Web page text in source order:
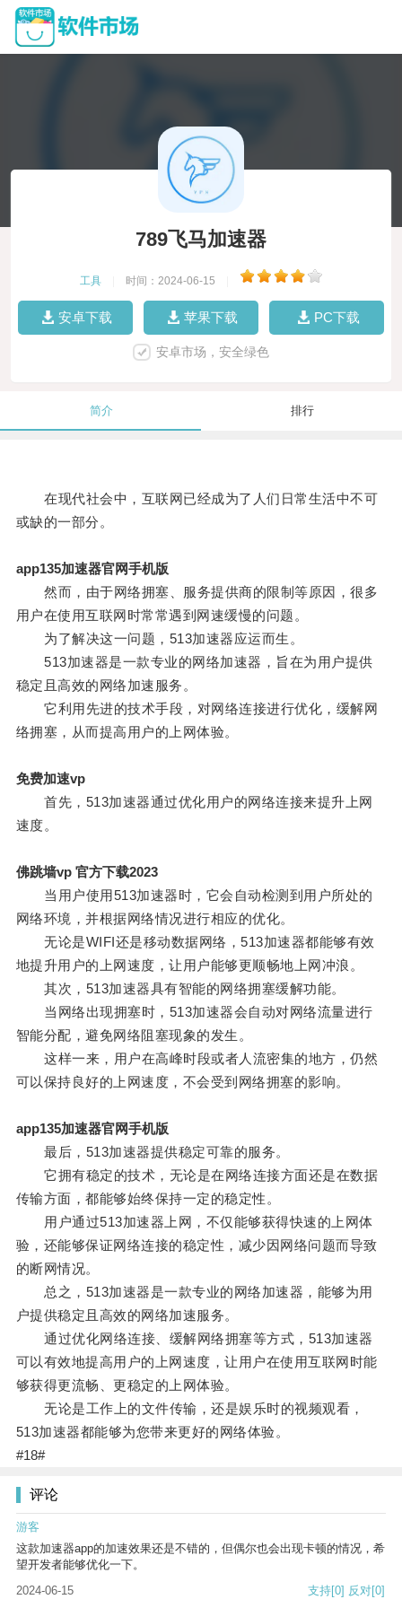
789飞马加速器
工具 时间：2024-06-15
安卓下载 苹果下载 PC下载
安卓市场，安全绿色
简介 排行
在现代社会中，互联网已经成为了人们日常生活中不可
或缺的一部分。
app135加速器官网手机版
然而，由于网络拥塞、服务提供商的限制等原因，很多
用户在使用互联网时常常遇到网速缓慢的问题。
为了解决这一问题，513加速器应运而生。
513加速器是一款专业的网络加速器，旨在为用户提供
稳定且高效的网络加速服务。
它利用先进的技术手段，对网络连接进行优化，缓解网
络拥塞，从而提高用户的上网体验。
免费加速vp
首先，513加速器通过优化用户的网络连接来提升上网
速度。
佛跳墙vp 官方下载2023
当用户使用513加速器时，它会自动检测到用户所处的
网络环境，并根据网络情况进行相应的优化。
无论是WIFI还是移动数据网络，513加速器都能够有效
地提升用户的上网速度，让用户能够更顺畅地上网冲浪。
其次，513加速器具有智能的网络拥塞缓解功能。
当网络出现拥塞时，513加速器会自动对网络流量进行
智能分配，避免网络阻塞现象的发生。
这样一来，用户在高峰时段或者人流密集的地方，仍然
可以保持良好的上网速度，不会受到网络拥塞的影响。
app135加速器官网手机版
最后，513加速器提供稳定可靠的服务。
它拥有稳定的技术，无论是在网络连接方面还是在数据
传输方面，都能够始终保持一定的稳定性。
用户通过513加速器上网，不仅能够获得快速的上网体
验，还能够保证网络连接的稳定性，减少因网络问题而导致
的断网情况。
总之，513加速器是一款专业的网络加速器，能够为用
户提供稳定且高效的网络加速服务。
通过优化网络连接、缓解网络拥塞等方式，513加速器
可以有效地提高用户的上网速度，让用户在使用互联网时能
够获得更流畅、更稳定的上网体验。
无论是工作上的文件传输，还是娱乐时的视频观看，
513加速器都能够为您带来更好的网络体验。
#18#
评论
游客
这款加速器app的加速效果还是不错的，但偶尔也会出现卡顿的情况，希
望开发者能够优化一下。
2024-06-15
支持[0] 反对[0]